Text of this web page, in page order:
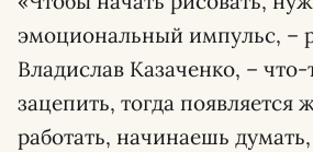
эмоциональный импульс, –
Владислав Казаченко, –
зацепить, тогда появляется
работать, начинаешь